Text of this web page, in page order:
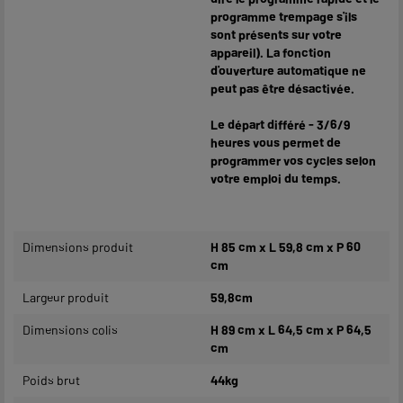
programme trempage s'ils
sont présents sur votre
appareil). La fonction
d'ouverture automatique ne
peut pas être désactivée.
Le départ différé - 3/6/9
heures vous permet de
programmer vos cycles selon
votre emploi du temps.
Dimensions produit
H 85 cm x L 59,8 cm x P 60
cm
Largeur produit 59,8cm
Dimensions colis
H 89 cm x L 64,5 cm x P 64,5
cm
Poids brut 44kg